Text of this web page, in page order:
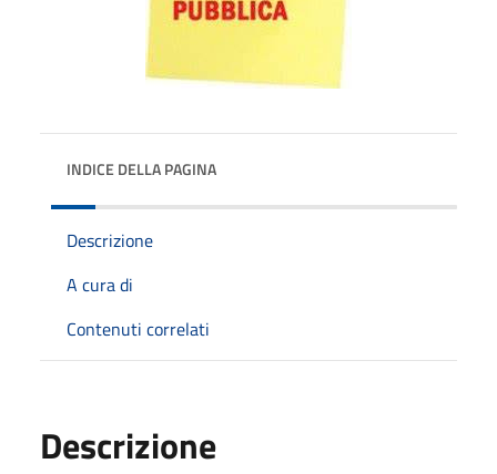
INDICE DELLA PAGINA
Descrizione
A cura di
Contenuti correlati
Descrizione